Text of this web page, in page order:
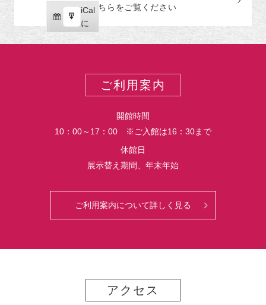
iCal
で
購
読
ス
ポ
iCal
に
エ
ク
こちらをご覧ください
ご利用案内
開館時間
10：00～17：00 ※ご入館は16：30まで
休館日
展示替え期間、年末年始
ご利用案内について詳しく見る
アクセス